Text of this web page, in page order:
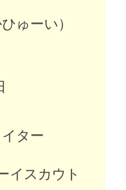
ゅーい）
ター
イスカウト